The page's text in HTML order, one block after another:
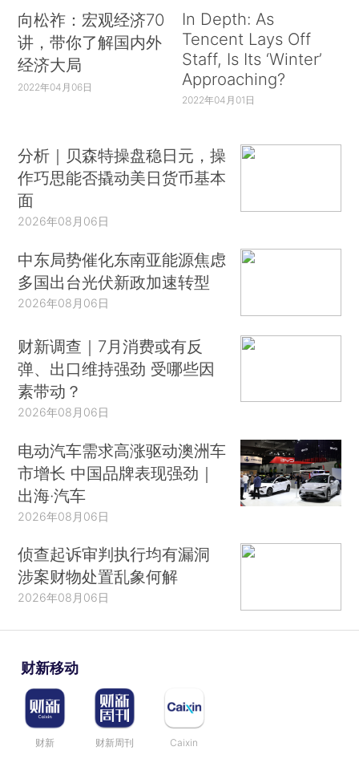
向松祚：宏观经济70
讲，带你了解国内外
经济大局
2022年04月06日
In Depth: As
Tencent Lays Off
Staff, Is Its ‘Winter’
Approaching?
2022年04月01日
分析｜贝森特操盘稳日元，操
作巧思能否撬动美日货币基本
面
2026年08月06日
中东局势催化东南亚能源焦虑
多国出台光伏新政加速转型
2026年08月06日
财新调查｜7月消费或有反
弹、出口维持强劲 受哪些因
素带动？
2026年08月06日
电动汽车需求高涨驱动澳洲车
市增长 中国品牌表现强劲｜
出海·汽车
2026年08月06日
侦查起诉审判执行均有漏洞
涉案财物处置乱象何解
2026年08月06日
财新移动
财新 财新周刊 Caixin